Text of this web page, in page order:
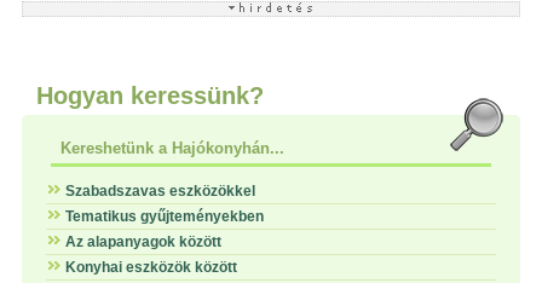
Hogyan keressünk?
Kereshetünk a Hajókonyhán...
Szabadszavas eszközökkel
Tematikus gyűjteményekben
Az alapanyagok között
Konyhai eszközök között